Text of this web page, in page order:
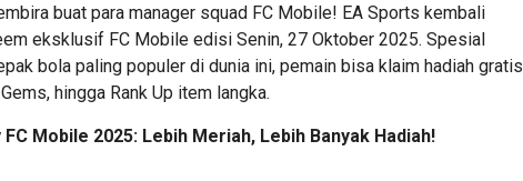
buat para manager squad FC Mobile! EA Sports kembali
eksklusif FC Mobile edisi Senin, 27 Oktober 2025. Spesial
bola paling populer di dunia ini, pemain bisa klaim hadiah gratis
hingga Rank Up item langka.
Mobile 2025: Lebih Meriah, Lebih Banyak Hadiah!